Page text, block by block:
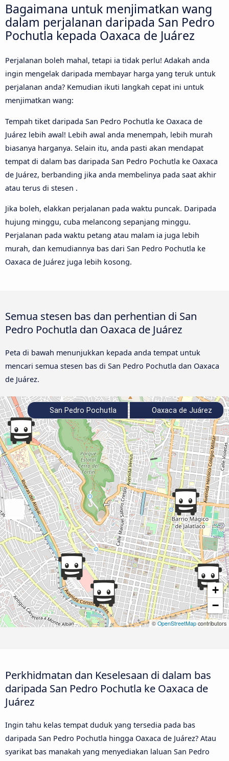
Bagaimana untuk menjimatkan wang
dalam perjalanan daripada San Pedro
Pochutla kepada Oaxaca de Juárez
Perjalanan boleh mahal, tetapi ia tidak perlu! Adakah anda
ingin mengelak daripada membayar harga yang teruk untuk
perjalanan anda? Kemudian ikuti langkah cepat ini untuk
menjimatkan wang:
Tempah tiket daripada San Pedro Pochutla ke Oaxaca de
Juárez lebih awal! Lebih awal anda menempah, lebih murah
biasanya harganya. Selain itu, anda pasti akan mendapat
tempat di dalam bas daripada San Pedro Pochutla ke Oaxaca
de Juárez, berbanding jika anda membelinya pada saat akhir
atau terus di stesen .
Jika boleh, elakkan perjalanan pada waktu puncak. Daripada
hujung minggu, cuba melancong sepanjang minggu.
Perjalanan pada waktu petang atau malam ia juga lebih
murah, dan kemudiannya bas dari San Pedro Pochutla ke
Oaxaca de Juárez juga lebih kosong.
Semua stesen bas dan perhentian di San
Pedro Pochutla dan Oaxaca de Juárez
Peta di bawah menunjukkan kepada anda tempat untuk
mencari semua stesen bas di San Pedro Pochutla dan Oaxaca
de Juárez.
+
−
©OpenStreetMap contributors
San Pedro Pochutla Oaxaca de Juárez
Perkhidmatan dan Keselesaan di dalam bas
daripada San Pedro Pochutla ke Oaxaca de
Juárez
Ingin tahu kelas tempat duduk yang tersedia pada bas
daripada San Pedro Pochutla hingga Oaxaca de Juárez? Atau
syarikat bas manakah yang menyediakan laluan San Pedro